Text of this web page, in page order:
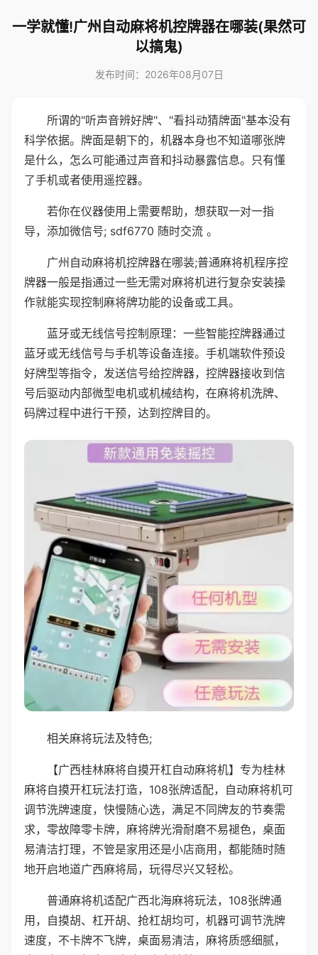
一学就懂!广州自动麻将机控牌器在哪装(果然可
以搞鬼)
发布时间：2026年08月07日
所谓的"听声音辨好牌"、"看抖动猜牌面"基本没有
科学依据。牌面是朝下的，机器本身也不知道哪张牌
是什么，怎么可能通过声音和抖动暴露信息。只有懂
了手机或者使用遥控器。
若你在仪器使用上需要帮助，想获取一对一指
导，添加微信号; sdf6770 随时交流 。
广州自动麻将机控牌器在哪装;普通麻将机程序控
牌器一般是指通过一些无需对麻将机进行复杂安装操
作就能实现控制麻将牌功能的设备或工具。
蓝牙或无线信号控制原理：一些智能控牌器通过
蓝牙或无线信号与手机等设备连接。手机端软件预设
好牌型等指令，发送信号给控牌器，控牌器接收到信
号后驱动内部微型电机或机械结构，在麻将机洗牌、
码牌过程中进行干预，达到控牌目的。
相关麻将玩法及特色;
【广西桂林麻将自摸开杠自动麻将机】专为桂林
麻将自摸开杠玩法打造，108张牌适配，自动麻将机可
调节洗牌速度，快慢随心选，满足不同牌友的节奏需
求，零故障零卡牌，麻将牌光滑耐磨不易褪色，桌面
易清洁打理，不管是家用还是小店商用，都能随时随
地开启地道广西麻将局，玩得尽兴又轻松。
普通麻将机适配广西北海麻将玩法，108张牌通
用，自摸胡、杠开胡、抢杠胡均可，机器可调节洗牌
速度，不卡牌不飞牌，桌面易清洁，麻将质感细腻，